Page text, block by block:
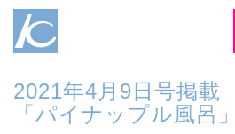
2021年4月9日号掲
「パイナップル風呂」